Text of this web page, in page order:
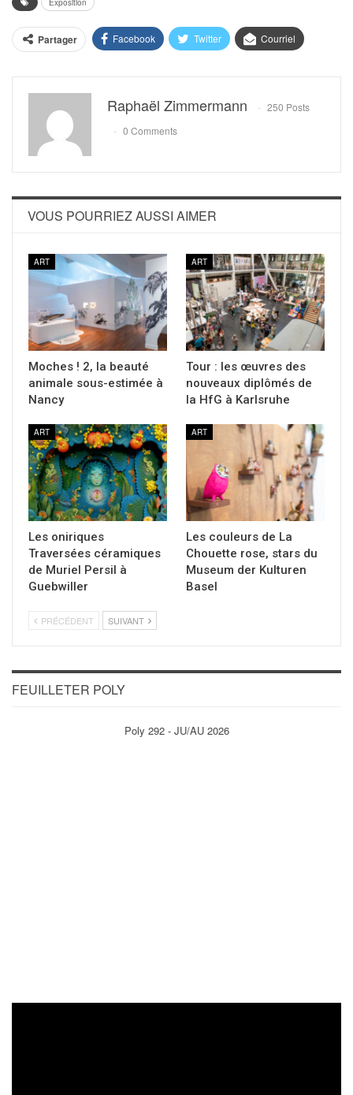
Partager Facebook Twitter Courriel
Raphaël Zimmermann
250 Posts
0 Comments
VOUS POURRIEZ AUSSI AIMER
ART
Moches ! 2, la beauté
animale sous-estimée à
Nancy
ART
Tour : les œuvres des
nouveaux diplômés de
la HfG à Karlsruhe
ART
Les oniriques
Traversées céramiques
de Muriel Persil à
Guebwiller
ART
Les couleurs de La
Chouette rose, stars du
Museum der Kulturen
Basel
PRÉCÉDENT SUIVANT
FEUILLETER POLY
Poly 292 - JU/AU 2026